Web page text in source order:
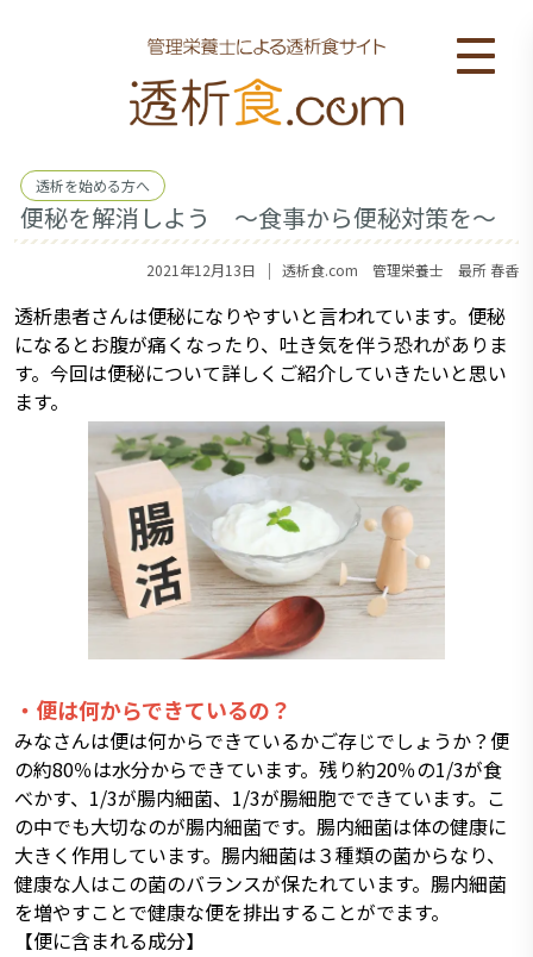
透析を始める方へ
便秘を解消しよう ～食事から便秘対策を～
2021年12月13日 ｜ 透析食.com 管理栄養士 最所 春香
透析患者さんは便秘になりやすいと言われています。便秘
になるとお腹が痛くなったり、吐き気を伴う恐れがありま
す。今回は便秘について詳しくご紹介していきたいと思い
ます。
・便は何からできているの？
みなさんは便は何からできているかご存じでしょうか？便
の約80％は水分からできています。残り約20％の1/3が食
べかす、1/3が腸内細菌、1/3が腸細胞でできています。こ
の中でも大切なのが腸内細菌です。腸内細菌は体の健康に
大きく作用しています。腸内細菌は３種類の菌からなり、
健康な人はこの菌のバランスが保たれています。腸内細菌
を増やすことで健康な便を排出することがでます。
【便に含まれる成分】